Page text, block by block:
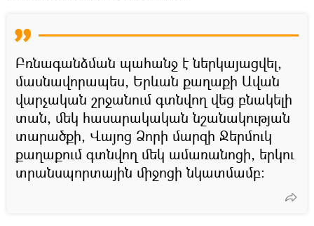
Բռնագանձման պահանջ է ներկայացվել,
մասնավորապես, Երևան քաղաքի Ավան
վարչական շրջանում գտնվող վեց բնակելի
տան, մեկ հասարակական նշանակության
տարածքի, Վայոց Ձորի մարզի Ջերմուկ
քաղաքում գտնվող մեկ ամառանոցի, երկու
տրանսպորտային միջոցի նկատմամբ: